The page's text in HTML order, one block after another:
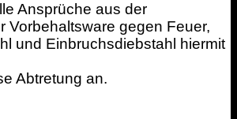
Ansprüche aus der
Vorbehaltsware gegen Feuer,
und Einbruchsdiebstahl hiermit
Abtretung an.